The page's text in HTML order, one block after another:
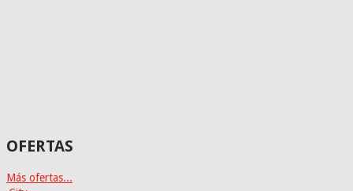
OFERTAS
Más ofertas...